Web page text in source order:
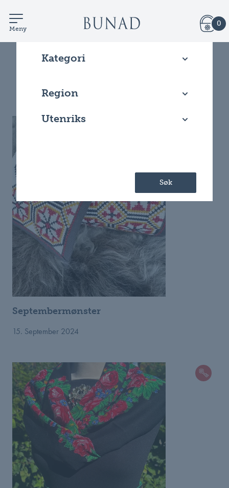
Meny
0
Kategori
Region
Utenriks
Søk
Septembermønster
15. September 2024